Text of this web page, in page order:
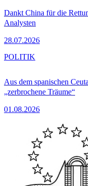
Dankt China für die
Analysten
28.07.2026
Aus dem spanischen
„zerbrochene Träume“
01.08.2026
POLITIK